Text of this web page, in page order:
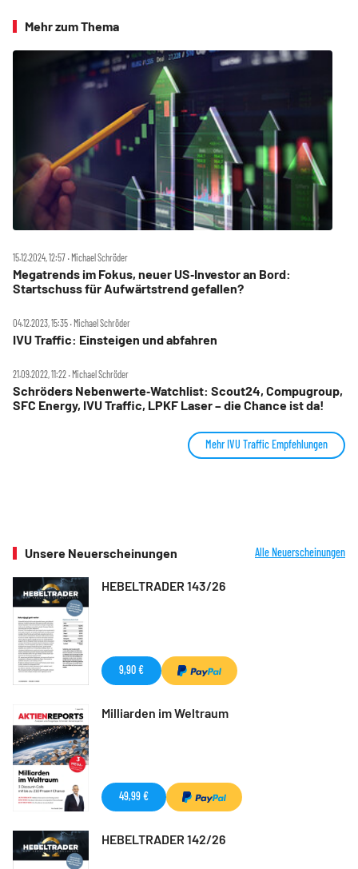
Mehr zum Thema
15.12.2024, 12:57 ‧ Michael Schröder
Megatrends im Fokus, neuer US‑Investor an Bord:
Startschuss für Aufwärtstrend gefallen?
04.12.2023, 15:35 ‧ Michael Schröder
IVU Traffic: Einsteigen und abfahren
21.09.2022, 11:22 ‧ Michael Schröder
Schröders Nebenwerte‑Watchlist: Scout24, Compugroup,
SFC Energy, IVU Traffic, LPKF Laser – die Chance ist da!
Mehr IVU Traffic Empfehlungen
Unsere Neuerscheinungen Alle Neuerscheinungen
HEBELTRADER 143/26
9,90 €
Milliarden im Weltraum
49,99 €
HEBELTRADER 142/26